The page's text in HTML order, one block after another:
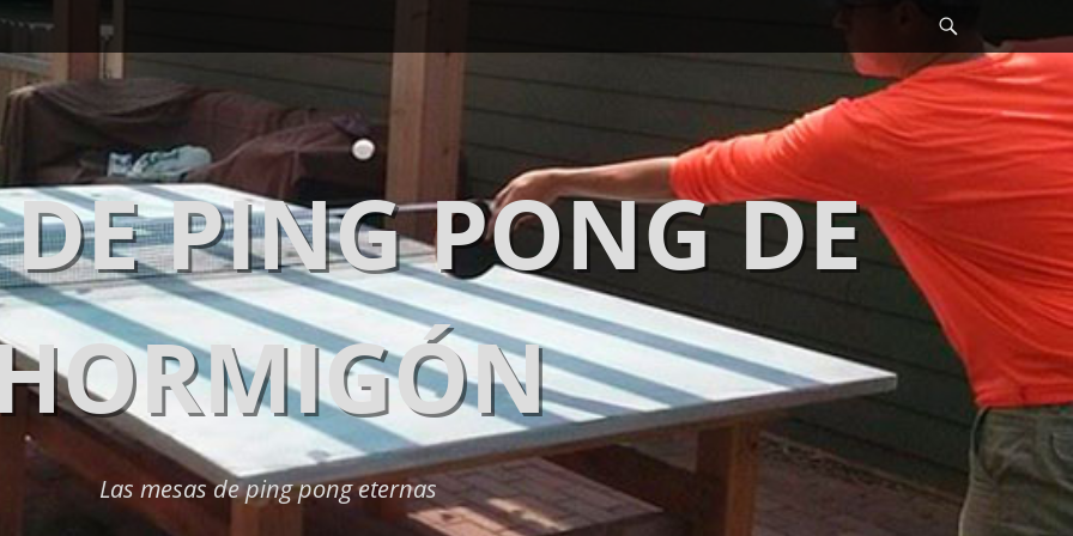
PING PONG DE
Las mesas de ping pong eternas